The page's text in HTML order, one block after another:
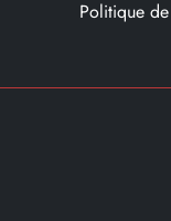
Politique